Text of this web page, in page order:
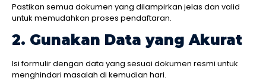
Pastikan semua dokumen yang dilampirkan jelas dan valid
untuk memudahkan proses pendaftaran.
2. Gunakan Data yang Akurat
Isi formulir dengan data yang sesuai dokumen resmi untuk
menghindari masalah di kemudian hari.